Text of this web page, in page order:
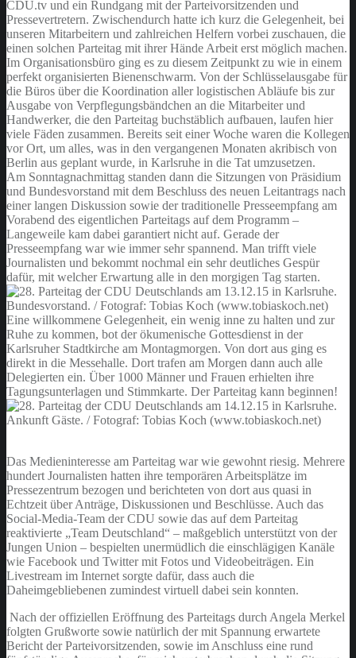
CDU.tv und ein Rundgang mit der Parteivorsitzenden und
Pressevertretern. Zwischendurch hatte ich kurz die Gelegenheit, bei
unseren Mitarbeitern und zahlreichen Helfern vorbei zuschauen, die
einen solchen Parteitag mit ihrer Hände Arbeit erst möglich machen.
Im Organisationsbüro ging es zu diesem Zeitpunkt zu wie in einem
perfekt organisierten Bienenschwarm. Von der Schlüsselausgabe für
die Büros über die Koordination aller logistischen Abläufe bis zur
Ausgabe von Verpflegungsbändchen an die Mitarbeiter und
Handwerker, die den Parteitag buchstäblich aufbauen, laufen hier
viele Fäden zusammen. Bereits seit einer Woche waren die Kollegen
vor Ort, um alles, was in den vergangenen Monaten akribisch von
Berlin aus geplant wurde, in Karlsruhe in die Tat umzusetzen.
Am Sonntagnachmittag standen dann die Sitzungen von Präsidium
und Bundesvorstand mit dem Beschluss des neuen Leitantrags nach
einer langen Diskussion sowie der traditionelle Presseempfang am
Vorabend des eigentlichen Parteitags auf dem Programm –
Langeweile kam dabei garantiert nicht auf. Gerade der
Presseempfang war wie immer sehr spannend. Man trifft viele
Journalisten und bekommt nochmal ein sehr deutliches Gespür
dafür, mit welcher Erwartung alle in den morgigen Tag starten.
Eine willkommene Gelegenheit, ein wenig inne zu halten und zur
Ruhe zu kommen, bot der ökumenische Gottesdienst in der
Karlsruher Stadtkirche am Montagmorgen. Von dort aus ging es
direkt in die Messehalle. Dort trafen am Morgen dann auch alle
Delegierten ein. Über 1000 Männer und Frauen erhielten ihre
Tagungsunterlagen und Stimmkarte. Der Parteitag kann beginnen!
Das Medieninteresse am Parteitag war wie gewohnt riesig. Mehrere
hundert Journalisten hatten ihre temporären Arbeitsplätze im
Pressezentrum bezogen und berichteten von dort aus quasi in
Echtzeit über Anträge, Diskussionen und Beschlüsse. Auch das
Social-Media-Team der CDU sowie das auf dem Parteitag
reaktivierte „Team Deutschland“ – maßgeblich unterstützt von der
Jungen Union – bespielten unermüdlich die einschlägigen Kanäle
wie Facebook und Twitter mit Fotos und Videobeiträgen. Ein
Livestream im Internet sorgte dafür, dass auch die
Daheimgebliebenen zumindest virtuell dabei sein konnten.
Nach der offiziellen Eröffnung des Parteitags durch Angela Merkel
folgten Grußworte sowie natürlich der mit Spannung erwartete
Bericht der Parteivorsitzenden, sowie im Anschluss eine rund